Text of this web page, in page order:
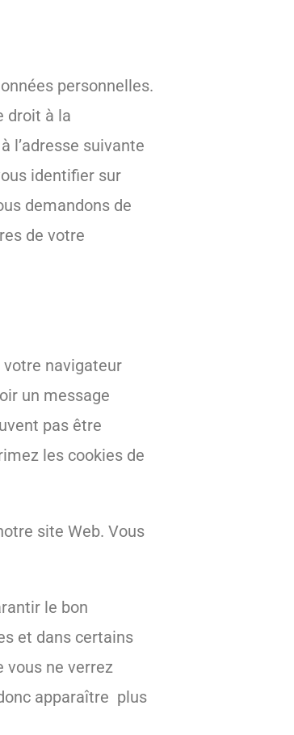
personnelles.
droit à la
l’adresse suivante
identifier sur
demandons de
de votre
navigateur
un message
pas être
les cookies de
site Web. Vous
le bon
et dans certains
vous ne verrez
apparaître plus